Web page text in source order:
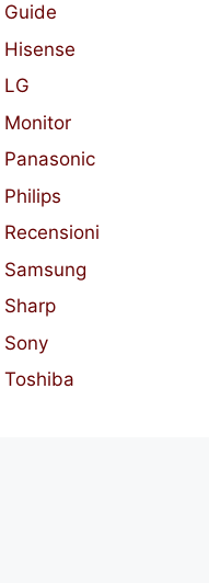
Guide
Hisense
LG
Monitor
Panasonic
Philips
Recensioni
Samsung
Sharp
Sony
Toshiba